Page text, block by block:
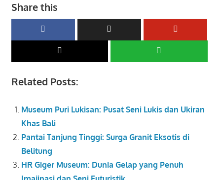
Share this
Related Posts:
Museum Puri Lukisan: Pusat Seni Lukis dan Ukiran
Khas Bali
Pantai Tanjung Tinggi: Surga Granit Eksotis di
Belitung
HR Giger Museum: Dunia Gelap yang Penuh